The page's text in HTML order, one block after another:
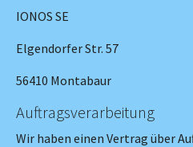
IONOS SE
Elgendorfer Str. 57
56410 Montabaur
Auftragsverarbeitung
Wir haben einen Vertrag über